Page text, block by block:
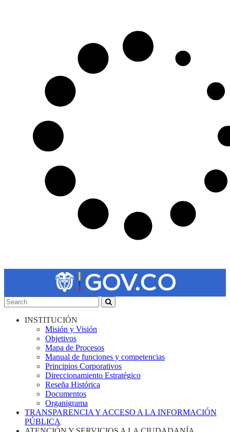
INSTITUCIÓN
Misión y Visión
Objetivos
Mapa de Procesos
Manual de funciones y competencias
Principios Corporativos
Direccionamiento Estratégico
Reseña Histórica
Documentos
Organigrama
TRANSPARENCIA Y ACCESO A LA INFORMACIÓN
PÚBLICA